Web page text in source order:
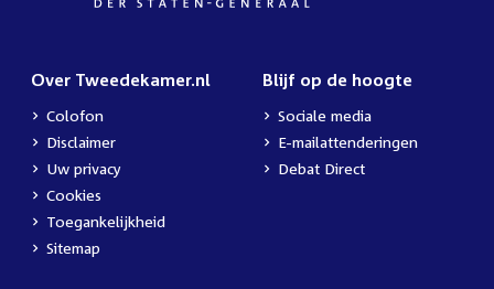
Over Tweedekamer.nl
Colofon
Disclaimer
Uw privacy
Cookies
Toegankelijkheid
Sitemap
Blijf op de hoogte
Sociale media
E-mailattenderingen
Debat Direct